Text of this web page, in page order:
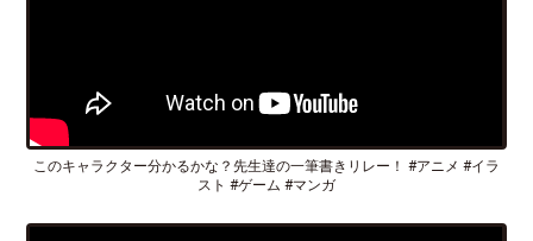
このキャラクター分かるかな？先生達の一筆書きリレー！ #アニメ #イラ
スト #ゲーム #マンガ